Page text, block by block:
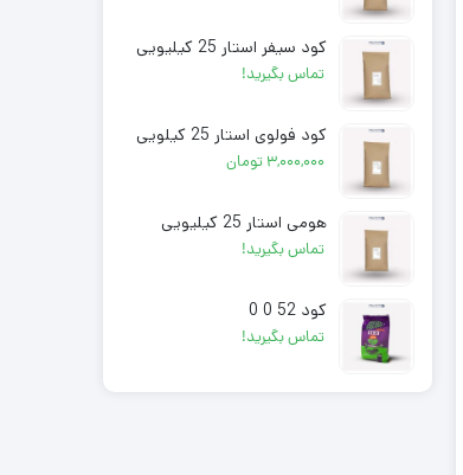
کود سیفر استار 25 کیلیویی
تماس بگیرید!
کود فولوی استار 25 کیلویی
۳,۰۰۰,۰۰۰ تومان
هومی استار 25 کیلیویی
تماس بگیرید!
کود 52 0 0
تماس بگیرید!